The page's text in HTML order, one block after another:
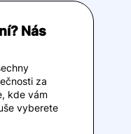
Nás
za
kde vám
vyberete